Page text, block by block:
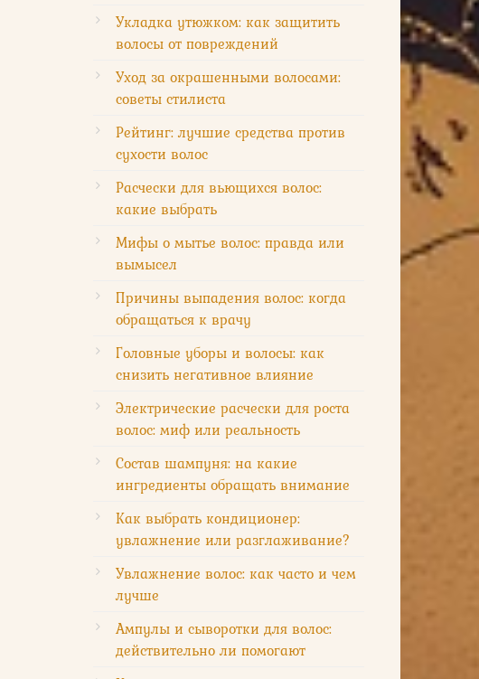
Укладка утюжком: как защитить
волосы от повреждений
Уход за окрашенными волосами:
советы стилиста
Рейтинг: лучшие средства против
сухости волос
Расчески для вьющихся волос:
какие выбрать
Мифы о мытье волос: правда или
вымысел
Причины выпадения волос: когда
обращаться к врачу
Головные уборы и волосы: как
снизить негативное влияние
Электрические расчески для роста
волос: миф или реальность
Состав шампуня: на какие
ингредиенты обращать внимание
Как выбрать кондиционер:
увлажнение или разглаживание?
Увлажнение волос: как часто и чем
лучше
Ампулы и сыворотки для волос:
действительно ли помогают